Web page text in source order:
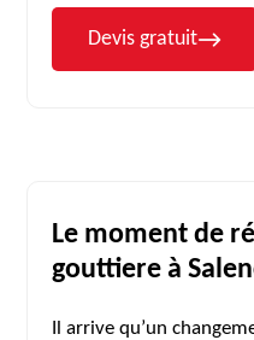
Devis gratuit
Le moment de
gouttiere à
Il arrive qu’un